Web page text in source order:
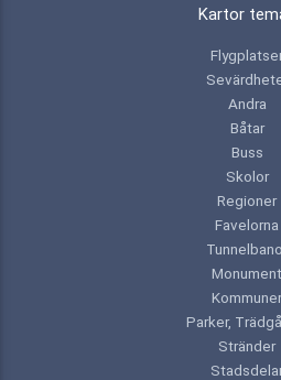
Kartor
Andra
Båtar
Buss
Skolor
Regioner
Favelorna
Monument
Kommuner
Parker,
Stränder